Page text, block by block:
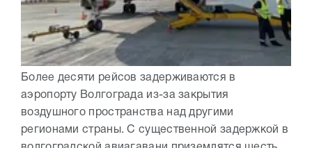
Более десяти рейсов задерживаются в
аэропорту Волгограда из-за закрытия
воздушного пространства над другими
регионами страны. С существенной задержкой в